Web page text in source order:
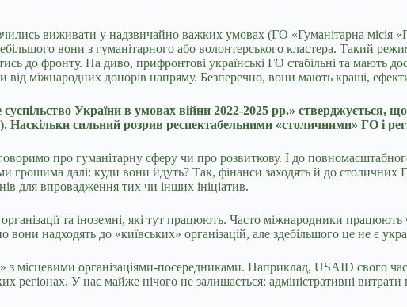
виживати у надзвичайно важких умовах (ГО «Гуманітарна
вони з гуманітарного або волонтерського кластера. Такий
до фронту. На диво, прифронтові українські ГО стабільні та мають
від міжнародних донорів напряму. Безперечно, вони мають кращі,
України в умовах війни 2022-2025 рр.» стверджується,
Наскільки сильний розрив респектабельними «столичними» ГО і
про гуманітарну сферу чи про розвиткову. І до
грошима далі: куди вони йдуть? Так, фінанси заходять й до столичних
для впровадження тих чи інших ініціатив.
та іноземні, які тут працюють. Часто міжнародники
надходять до «київських» організацій, але здебільшого це не є
місцевими організаціями-посередниками. Наприклад, USAID свого
регіонах. У нас майже нічого не залишається: адміністративні